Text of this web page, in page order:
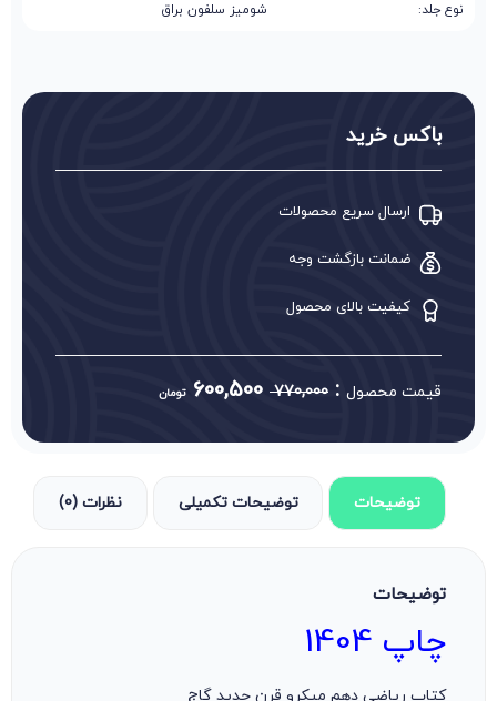
نوع جلد: شومیز سلفون براق
باکس خرید
ارسال سریع محصولات
ضمانت بازگشت وجه
کیفیت بالای محصول
قیمت محصول :
770,000
600,500 تومان
توضیحات توضیحات تکمیلی نظرات (0)
توضیحات
چاپ 1404
کتاب ریاضی دهم میکرو قرن جدید گاج